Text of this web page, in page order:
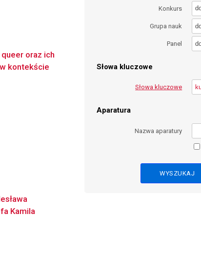
Konkurs
Grupa nauk
Panel
Słowa kluczowe
Słowa kluczowe
Aparatura
Nazwa aparatury
oraz ich
kontekście
Kamila